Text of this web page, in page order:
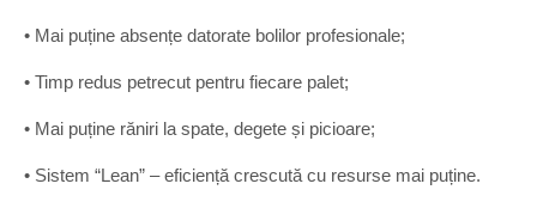
• Mai puține absențe datorate bolilor profesionale;
• Timp redus petrecut pentru fiecare palet;
• Mai puține răniri la spate, degete și picioare;
• Sistem “Lean” – eficiență crescută cu resurse mai puține.